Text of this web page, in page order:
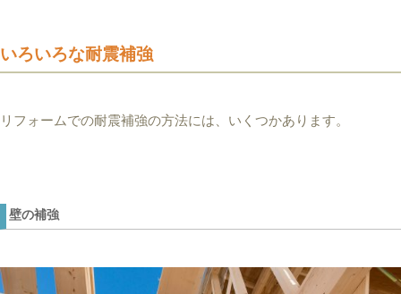
いろいろな耐震補強
リフォームでの耐震補強の方法には、いくつかあります。
壁の補強